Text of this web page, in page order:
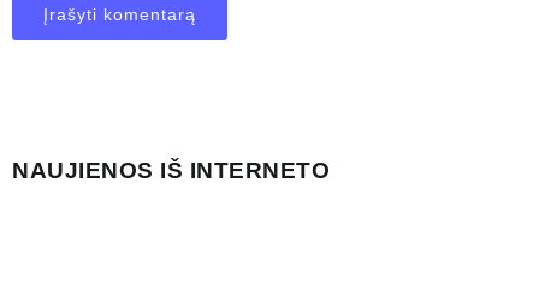
NAUJIENOS IŠ INTERNETO